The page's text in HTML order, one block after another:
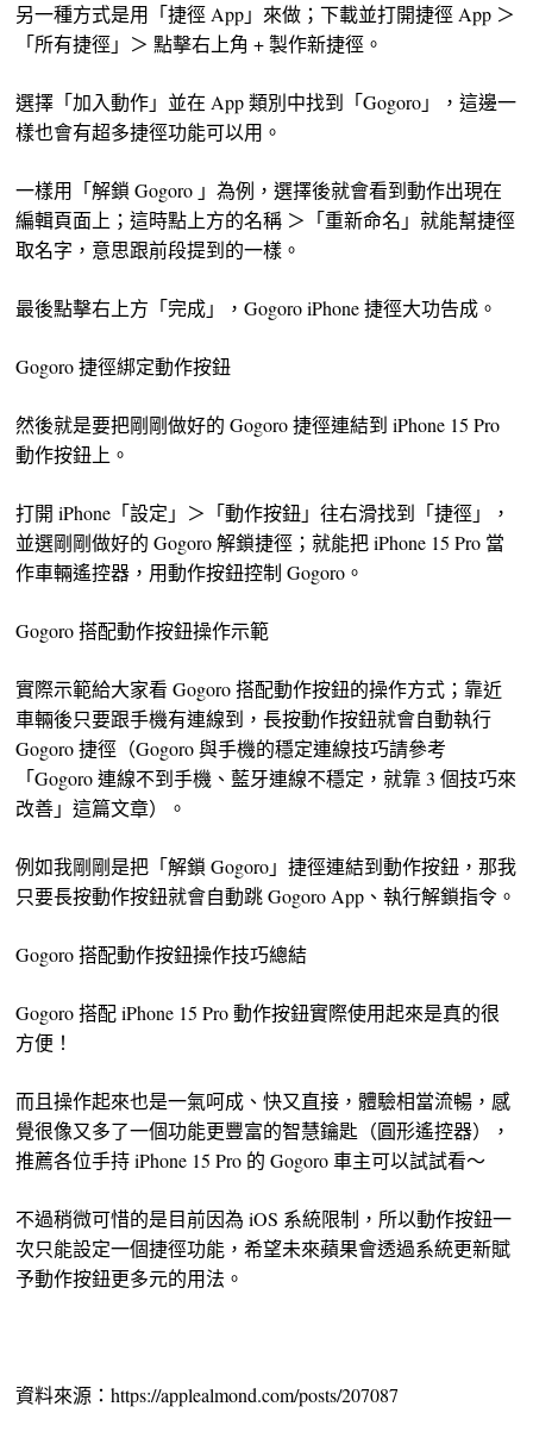
另一種方式是用「捷徑 App」來做；下載並打開捷徑 App ＞
「所有捷徑」＞ 點擊右上角 + 製作新捷徑。
選擇「加入動作」並在 App 類別中找到「Gogoro」，這邊一
樣也會有超多捷徑功能可以用。
一樣用「解鎖 Gogoro 」為例，選擇後就會看到動作出現在
編輯頁面上；這時點上方的名稱 ＞「重新命名」就能幫捷徑
取名字，意思跟前段提到的一樣。
最後點擊右上方「完成」，Gogoro iPhone 捷徑大功告成。
Gogoro 捷徑綁定動作按鈕
然後就是要把剛剛做好的 Gogoro 捷徑連結到 iPhone 15 Pro
動作按鈕上。
打開 iPhone「設定」＞「動作按鈕」往右滑找到「捷徑」，
並選剛剛做好的 Gogoro 解鎖捷徑；就能把 iPhone 15 Pro 當
作車輛遙控器，用動作按鈕控制 Gogoro。
Gogoro 搭配動作按鈕操作示範
實際示範給大家看 Gogoro 搭配動作按鈕的操作方式；靠近
車輛後只要跟手機有連線到，長按動作按鈕就會自動執行
Gogoro 捷徑（Gogoro 與手機的穩定連線技巧請參考
「Gogoro 連線不到手機、藍牙連線不穩定，就靠 3 個技巧來
改善」這篇文章）。
例如我剛剛是把「解鎖 Gogoro」捷徑連結到動作按鈕，那我
只要長按動作按鈕就會自動跳 Gogoro App、執行解鎖指令。
Gogoro 搭配動作按鈕操作技巧總結
Gogoro 搭配 iPhone 15 Pro 動作按鈕實際使用起來是真的很
方便！
而且操作起來也是一氣呵成、快又直接，體驗相當流暢，感
覺很像又多了一個功能更豐富的智慧鑰匙（圓形遙控器），
推薦各位手持 iPhone 15 Pro 的 Gogoro 車主可以試試看～
不過稍微可惜的是目前因為 iOS 系統限制，所以動作按鈕一
次只能設定一個捷徑功能，希望未來蘋果會透過系統更新賦
予動作按鈕更多元的用法。
資料來源：https://applealmond.com/posts/207087